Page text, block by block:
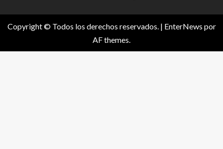
Copyright © Todos los derechos reservados. | EnterNews por
AF themes.